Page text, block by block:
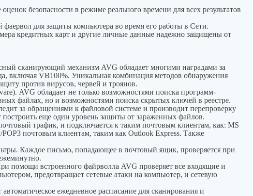
безопасности в режиме реального времени для всех результатов
для защиты компьютера во время его работы в Сети.
кредитных карт и другие личные данные надежно защищены от
сканирующий механизм AVG обладает многими наградами за
включая VB100%. Уникальная комбинация методов обнаружения
против вирусов, червей и троянов.
AVG обладает не только возможностями поиска программ-
файлах, но и возможностями поиска скрытых ключей в реестре.
за обращениями к файловой системе и производит перепроверку
еще один уровень защиты от зараженных файлов.
трафик, и подключается к таким почтовым клиентам, как: MS
почтовым клиентам, таким как Outlook Express. Также
Каждое письмо, попадающее в почтовый ящик, проверяется при
помощи встроенного файрволла AVG проверяет все входящие и
предотвращает сетевые атаки на компьютер, и сетевую
ежедневное расписание для сканирования и